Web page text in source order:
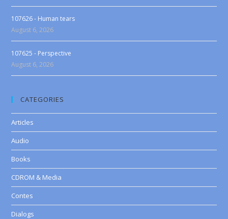
107626 - Human tears
August 6, 2026
107625 - Perspective
August 6, 2026
CATEGORIES
Articles
Audio
Books
CDROM & Media
Contes
Dialogs